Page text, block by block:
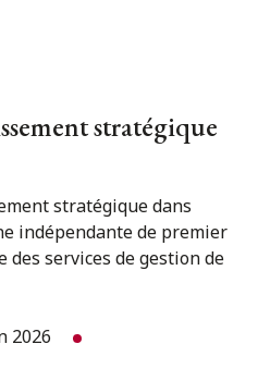
stratégique
stratégique dans
indépendante de premier
services de gestion de
2026